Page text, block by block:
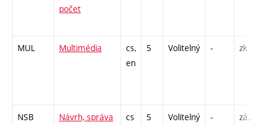
počet
MUL Multimédia
cs,
en
5 Volitelný - zk
NSB
Návrh, správa
cs 5 Volitelný - zá,zk